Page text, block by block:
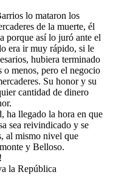
lo mataron los
de la muerte, él
porque así lo juró ante el
era ir muy rápido, si le
hubiera terminado
o menos, pero el negocio
Su honor y su
cantidad de dinero
ha llegado la hora en que
sea reivindicado y se
al mismo nivel que
y Belloso.
la República